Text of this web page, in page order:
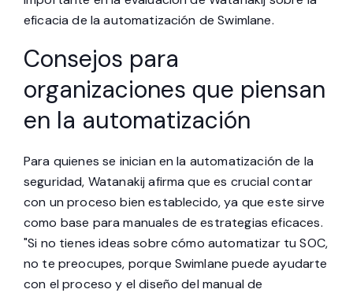
eficacia de la automatización de Swimlane.
Consejos para
organizaciones que piensan
en la automatización
Para quienes se inician en la automatización de la
seguridad, Watanakij afirma que es crucial contar
con un proceso bien establecido, ya que este sirve
como base para manuales de estrategias eficaces.
"Si no tienes ideas sobre cómo automatizar tu SOC,
no te preocupes, porque Swimlane puede ayudarte
con el proceso y el diseño del manual de